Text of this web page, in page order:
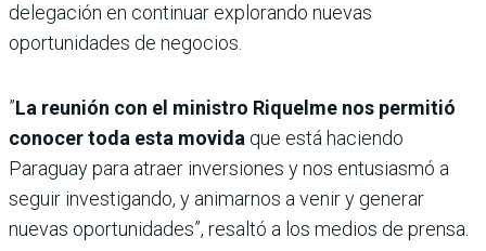
delegación en continuar explorando nuevas
oportunidades de negocios.
”La reunión con el ministro Riquelme nos permitió
conocer toda esta movida que está haciendo
Paraguay para atraer inversiones y nos entusiasmó a
seguir investigando, y animarnos a venir y generar
nuevas oportunidades”, resaltó a los medios de prensa.